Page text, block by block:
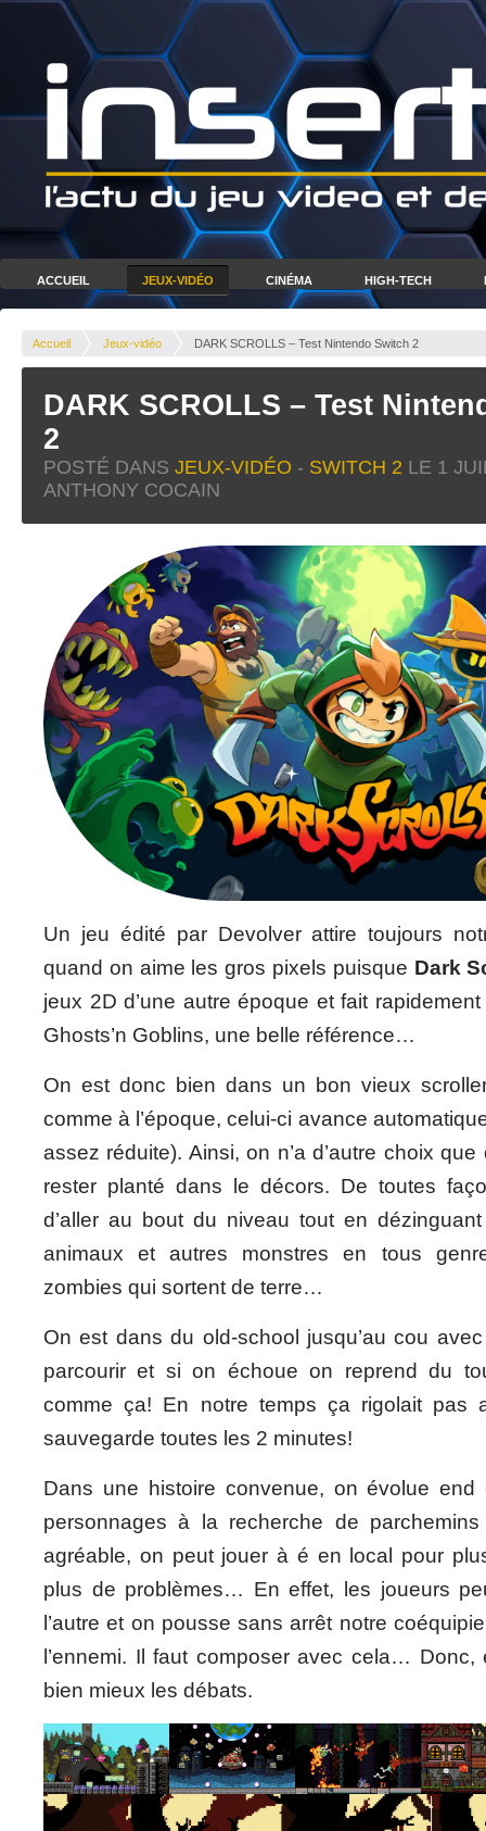
ACCUEIL JEUX-VIDÉO CINÉMA HIGH-TECH
Accueil Jeux-vidéo DARK SCROLLS – Test Nintendo Switch 2
DARK SCROLLS – Test
2
POSTÉ DANS JEUX-VIDÉO - SWITCH 2 LE 1
ANTHONY COCAIN
Un jeu édité par Devolver attire toujours
quand on aime les gros pixels puisque Dark
jeux 2D d’une autre époque et fait
Ghosts’n Goblins, une belle référence…
On est donc bien dans un bon vieux
comme à l’époque, celui-ci avance
assez réduite). Ainsi, on n’a d’autre choix
rester planté dans le décors. De toutes
d’aller au bout du niveau tout en
animaux et autres monstres en tous
zombies qui sortent de terre…
On est dans du old-school jusqu’au cou
parcourir et si on échoue on reprend du
comme ça! En notre temps ça rigolait pas
sauvegarde toutes les 2 minutes!
Dans une histoire convenue, on évolue end
personnages à la recherche de
agréable, on peut jouer à é en local pour
plus de problèmes… En effet, les joueurs
l’autre et on pousse sans arrêt notre
l’ennemi. Il faut composer avec cela… Donc,
bien mieux les débats.